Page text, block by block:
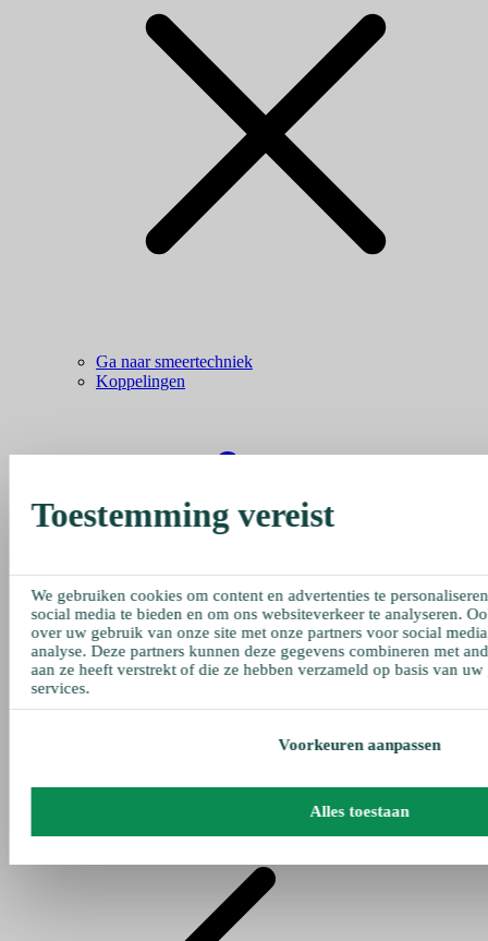
Ga naar smeertechniek
Koppelingen
Toestemming vereist
We gebruiken cookies om content en advertenties te
social media te bieden en om ons websiteverkeer te analyseren.
over uw gebruik van onze site met onze partners voor social
analyse. Deze partners kunnen deze gegevens combineren met
aan ze heeft verstrekt of die ze hebben verzameld op basis van
services.
Voorkeuren aanpassen
Alles toestaan